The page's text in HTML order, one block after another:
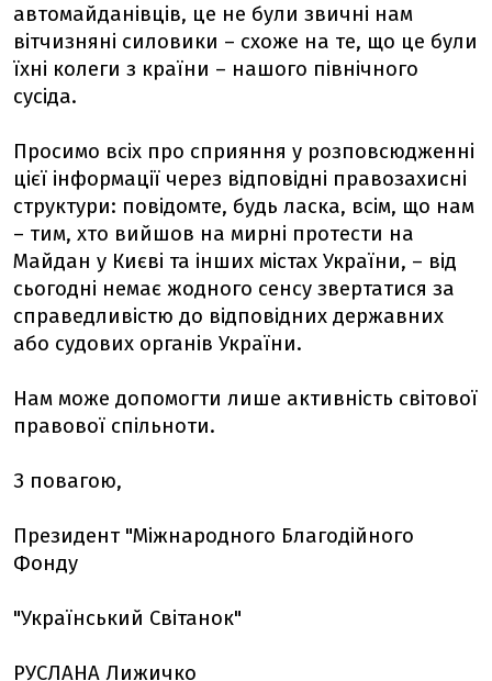
автомайданівців, це не були звичні нам
вітчизняні силовики – схоже на те, що це були
їхні колеги з країни – нашого північного
сусіда.
Просимо всіх про сприяння у розповсюдженні
цієї інформації через відповідні правозахисні
структури: повідомте, будь ласка, всім, що нам
– тим, хто вийшов на мирні протести на
Майдан у Києві та інших містах України, – від
сьогодні немає жодного сенсу звертатися за
справедливістю до відповідних державних
або судових органів України.
Нам може допомогти лише активність світової
правової спільноти.
З повагою,
Президент "Міжнародного Благодійного
Фонду
"Український Світанок"
РУСЛАНА Лижичко